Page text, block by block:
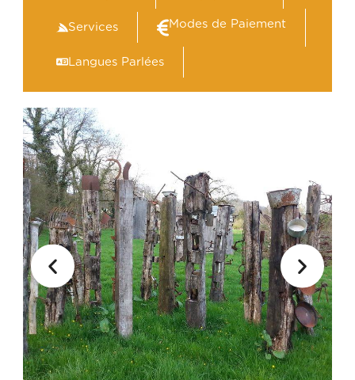
Services Modes de Paiement
Langues Parlées